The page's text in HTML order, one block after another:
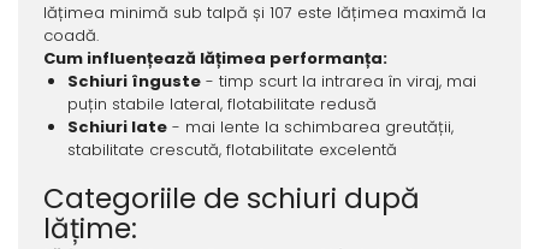
lățimea minimă sub talpă și 107 este lățimea maximă la
coadă.
Cum influențează lățimea performanța:
Schiuri înguste- timp scurt la intrarea în viraj, mai
puțin stabile lateral, flotabilitate redusă
Schiuri late- mai lente la schimbarea greutății,
stabilitate crescută, flotabilitate excelentă
Categoriile de schiuri după
lățime: